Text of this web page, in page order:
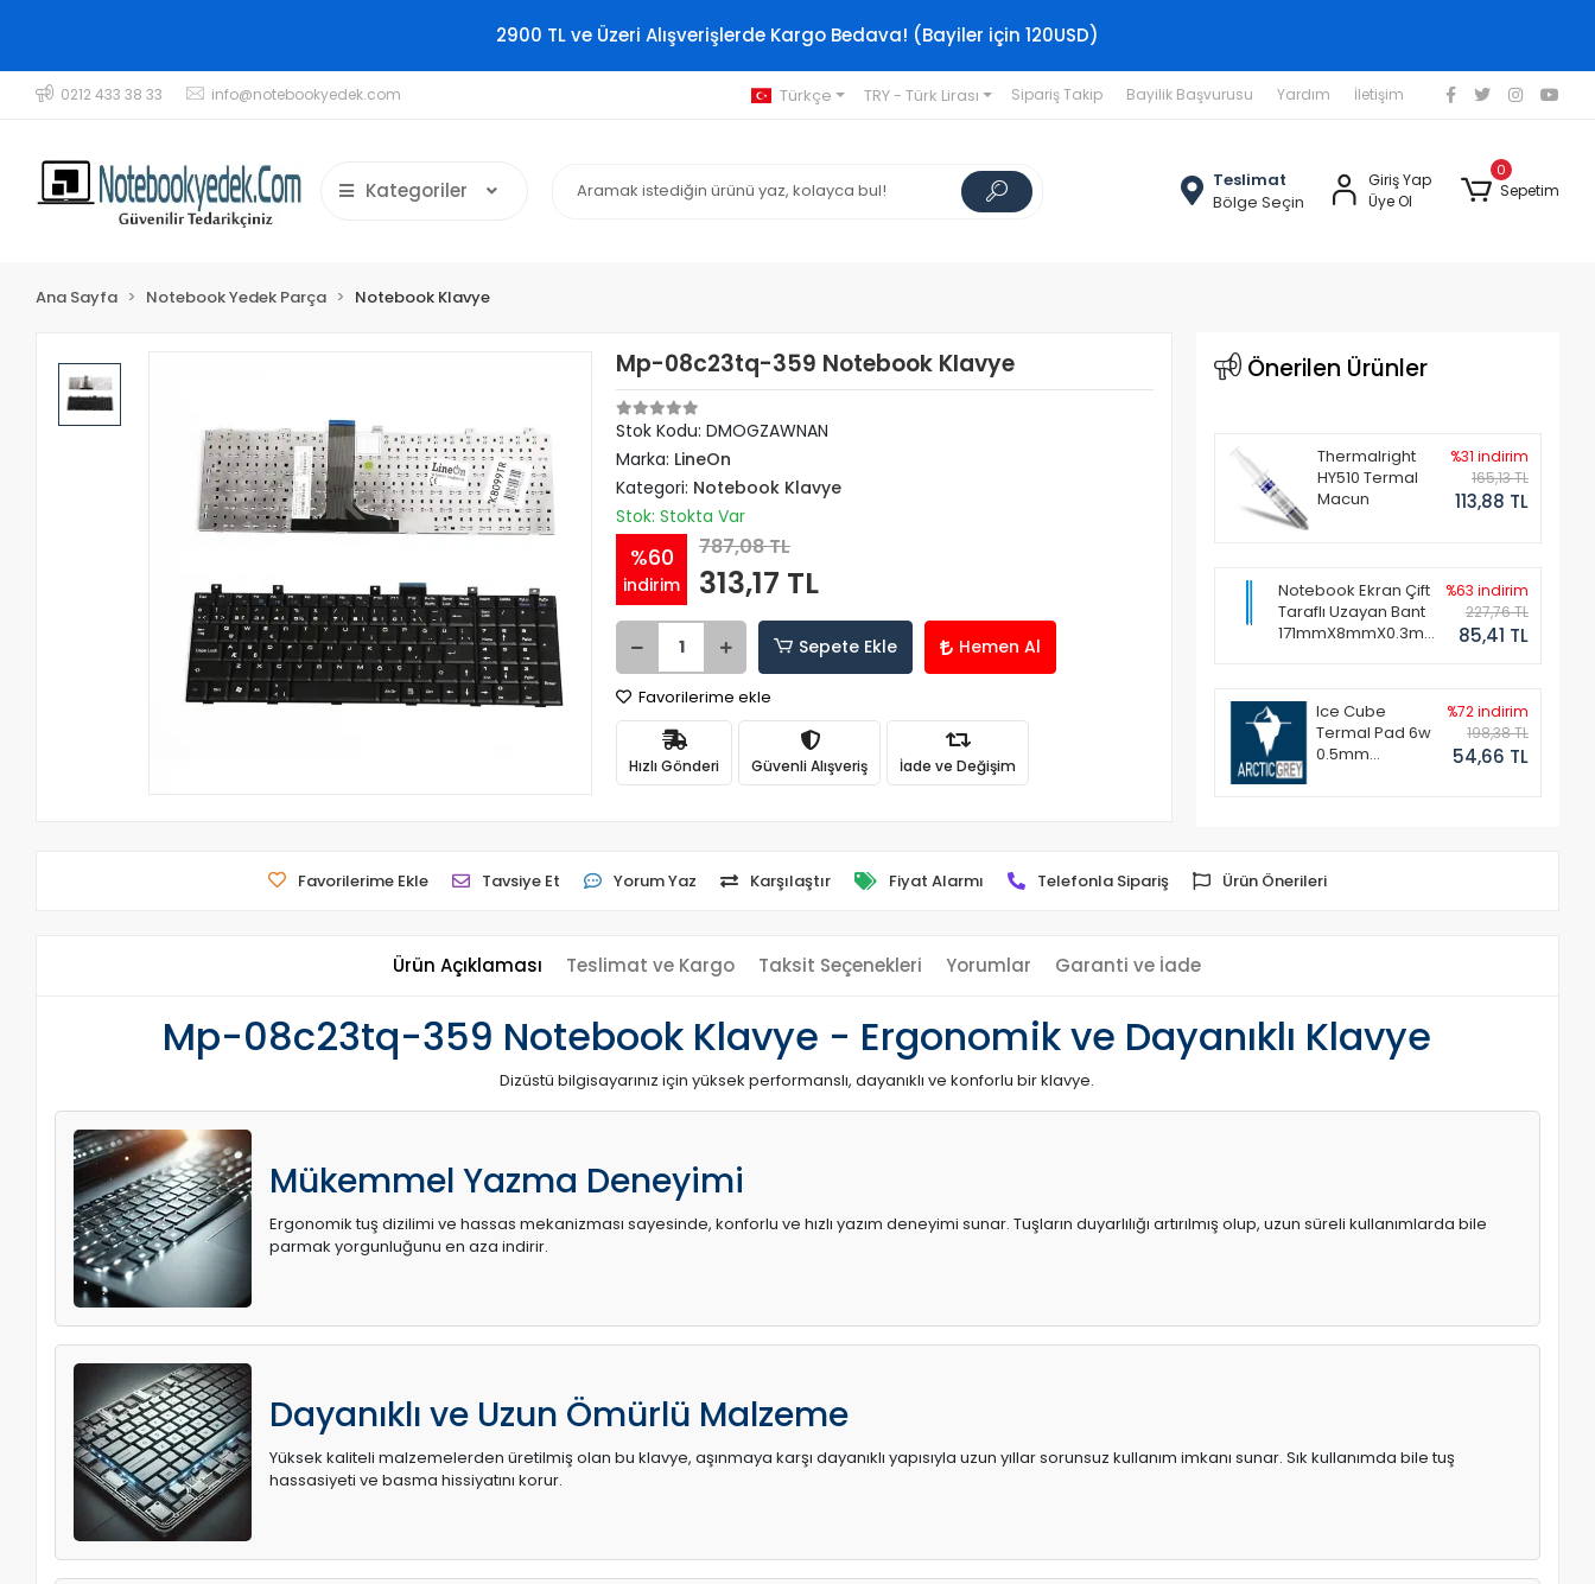
2900 TL ve Üzeri Alışverişlerde Kargo Bedava! (Bayiler için 120USD)
0212 433 38 33 info@notebookyedek.com Türkçe TRY - Türk Lirası Sipariş Takip Bayilik Başvurusu Yardım İletişim
Kategoriler
Teslimat
Bölge Seçin
Giriş Yap
Üye Ol
0
Sepetim
Ana Sayfa Notebook Yedek Parça Notebook Klavye
Mp-08c23tq-359 Notebook Klavye
Stok Kodu: DMOGZAWNAN
Marka: LineOn
Kategori: Notebook Klavye
Stok: Stokta Var
%60
indirim
787,08 TL
313,17 TL
Sepete Ekle Hemen Al
Favorilerime ekle
Hızlı Gönderi Güvenli Alışveriş İade ve Değişim
Önerilen Ürünler
Thermalright
HY510 Termal
Macun
%31 indirim
165,13 TL
113,88 TL
Notebook Ekran Çift
Taraflı Uzayan Bant
171mmX8mmX0.3mm
%63 indirim
227,76 TL
85,41 TL
Ice Cube
Termal Pad 6w
0.5mm
%72 indirim
198,38 TL
54,66 TL
Favorilerime Ekle Tavsiye Et Yorum Yaz Karşılaştır Fiyat Alarmı Telefonla Sipariş Ürün Önerileri
Ürün Açıklaması Teslimat ve Kargo Taksit Seçenekleri Yorumlar Garanti ve İade
Mp-08c23tq-359 Notebook Klavye - Ergonomik ve Dayanıklı Klavye
Dizüstü bilgisayarınız için yüksek performanslı, dayanıklı ve konforlu bir klavye.
Mükemmel Yazma Deneyimi
Ergonomik tuş dizilimi ve hassas mekanizması sayesinde, konforlu ve hızlı yazım deneyimi sunar. Tuşların duyarlılığı artırılmış olup, uzun süreli kullanımlarda bile
parmak yorgunluğunu en aza indirir.
Dayanıklı ve Uzun Ömürlü Malzeme
Yüksek kaliteli malzemelerden üretilmiş olan bu klavye, aşınmaya karşı dayanıklı yapısıyla uzun yıllar sorunsuz kullanım imkanı sunar. Sık kullanımda bile tuş
hassasiyeti ve basma hissiyatını korur.